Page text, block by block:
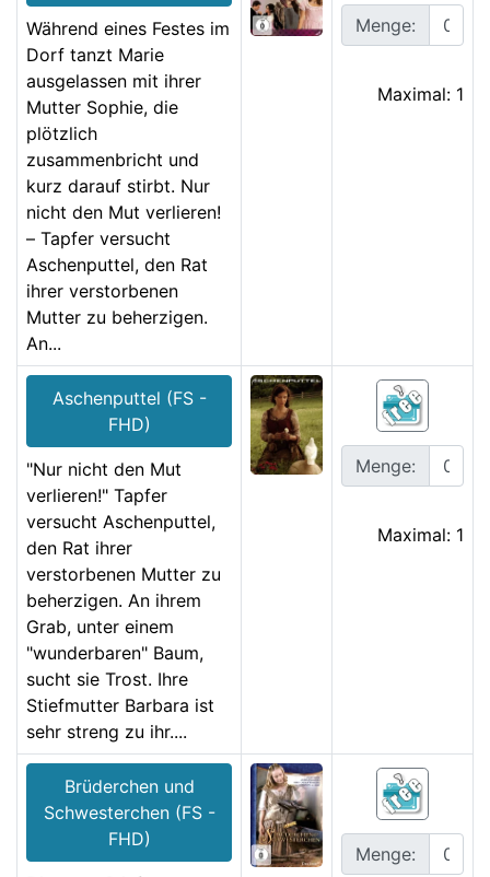
Während eines Festes im
Dorf tanzt Marie
ausgelassen mit ihrer
Mutter Sophie, die
plötzlich
zusammenbricht und
kurz darauf stirbt. Nur
nicht den Mut verlieren!
– Tapfer versucht
Aschenputtel, den Rat
ihrer verstorbenen
Mutter zu beherzigen.
An...
Menge:
Maximal: 1
Aschenputtel (FS -
FHD)
"Nur nicht den Mut
verlieren!" Tapfer
versucht Aschenputtel,
den Rat ihrer
verstorbenen Mutter zu
beherzigen. An ihrem
Grab, unter einem
"wunderbaren" Baum,
sucht sie Trost. Ihre
Stiefmutter Barbara ist
sehr streng zu ihr....
Menge:
Maximal: 1
Brüderchen und
Schwesterchen (FS -
FHD)
Menge: